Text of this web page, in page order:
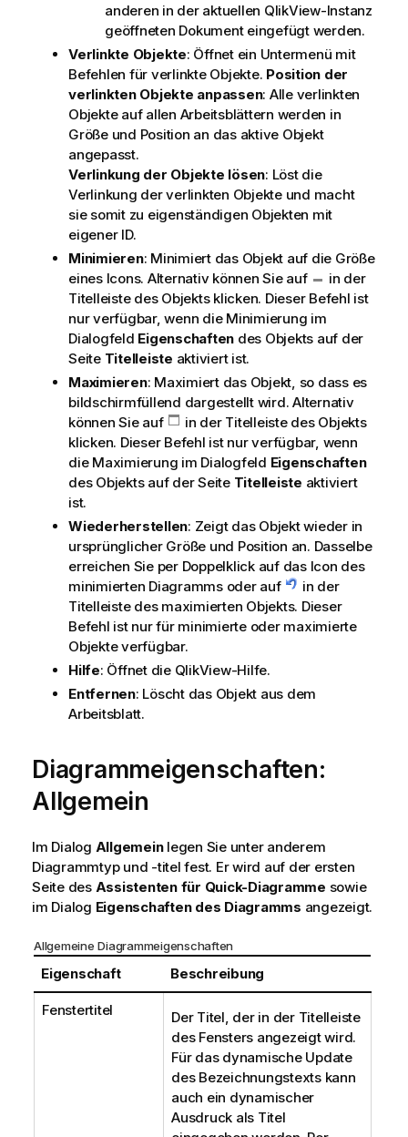
anderen in der aktuellen QlikView-Instanz
geöffneten Dokument eingefügt werden.
Verlinkte Objekte: Öffnet ein Untermenü mit
Befehlen für verlinkte Objekte. Position der
verlinkten Objekte anpassen: Alle verlinkten
Objekte auf allen Arbeitsblättern werden in
Größe und Position an das aktive Objekt
angepasst.
Verlinkung der Objekte lösen: Löst die
Verlinkung der verlinkten Objekte und macht
sie somit zu eigenständigen Objekten mit
eigener ID.
Minimieren: Minimiert das Objekt auf die Größe
eines Icons. Alternativ können Sie auf
in der
Titelleiste des Objekts klicken. Dieser Befehl ist
nur verfügbar, wenn die Minimierung im
Dialogfeld Eigenschaften des Objekts auf der
Seite Titelleiste aktiviert ist.
Maximieren: Maximiert das Objekt, so dass es
bildschirmfüllend dargestellt wird. Alternativ
können Sie auf
in der Titelleiste des Objekts
klicken. Dieser Befehl ist nur verfügbar, wenn
die Maximierung im Dialogfeld Eigenschaften
des Objekts auf der Seite Titelleiste aktiviert
ist.
Wiederherstellen: Zeigt das Objekt wieder in
ursprünglicher Größe und Position an. Dasselbe
erreichen Sie per Doppelklick auf das Icon des
minimierten Diagramms oder auf
in der
Titelleiste des maximierten Objekts. Dieser
Befehl ist nur für minimierte oder maximierte
Objekte verfügbar.
Hilfe: Öffnet die QlikView-Hilfe.
Entfernen: Löscht das Objekt aus dem
Arbeitsblatt.
Diagrammeigenschaften:
Allgemein
Im Dialog Allgemeinlegen Sie unter anderem
Diagrammtyp und -titel fest. Er wird auf der ersten
Seite des Assistenten für Quick-Diagramme sowie
im Dialog Eigenschaften des Diagramms angezeigt.
Allgemeine Diagrammeigenschaften
Eigenschaft Beschreibung
Fenstertitel
Der Titel, der in der Titelleiste
des Fensters angezeigt wird.
Für das dynamische Update
des Bezeichnungstexts kann
auch ein dynamischer
Ausdruck als Titel